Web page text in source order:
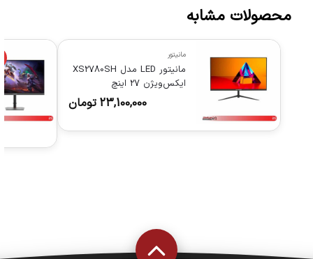
محصولات مشابه
مانیتور
مانیتور LED مدل XS2780SH
ایکس‌ویژن 27 اینچ
23,100,000 تومان